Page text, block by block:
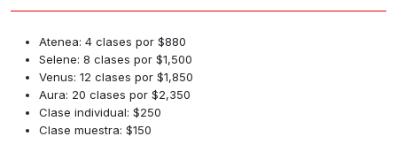
Atenea: 4 clases por $880
Selene: 8 clases por $1,500
Venus: 12 clases por $1,850
Aura: 20 clases por $2,350
Clase individual: $250
Clase muestra: $150